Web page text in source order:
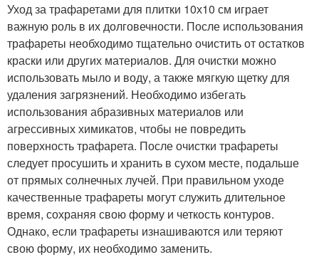
Уход за трафаретами для плитки 10х10 см играет
важную роль в их долговечности. После использования
трафареты необходимо тщательно очистить от остатков
краски или других материалов. Для очистки можно
использовать мыло и воду, а также мягкую щетку для
удаления загрязнений. Необходимо избегать
использования абразивных материалов или
агрессивных химикатов, чтобы не повредить
поверхность трафарета. После очистки трафареты
следует просушить и хранить в сухом месте, подальше
от прямых солнечных лучей. При правильном уходе
качественные трафареты могут служить длительное
время, сохраняя свою форму и четкость контуров.
Однако, если трафареты изнашиваются или теряют
свою форму, их необходимо заменить.